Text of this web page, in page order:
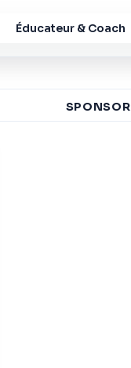
Éducateur & Coach
SPONSOR